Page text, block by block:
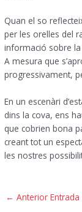
Quan el so
per les orelles del
informació sobre
A mesura que
progressivament,
En un escenàri
dins la cova, ens
que cobrien bona
creant tot un
les nostres
Navegació
← Anterior Entrada